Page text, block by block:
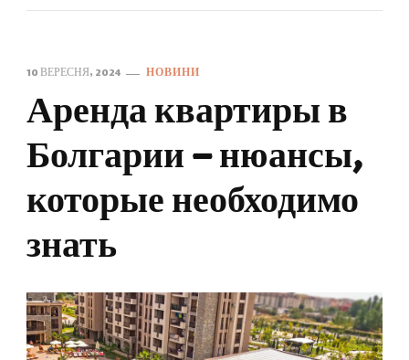
10 ВЕРЕСНЯ, 2024 НОВИНИ
Аренда квартиры в
Болгарии – нюансы,
которые необходимо
знать